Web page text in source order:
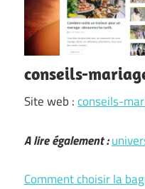
conseils-
Site web :conseils-
A lire également :
Comment choisir la